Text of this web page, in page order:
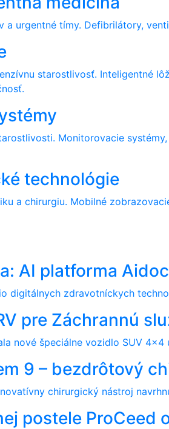
a urgentné tímy. Defibrilátory,
starostlivosť. Inteligentné
Monitorovacie
technológie
a chirurgiu. Mobilné
AI platforma
digitálnych zdravotníckych
pre Záchrannú
nové špeciálne vozidlo SUV
9 – bezdrôtový
chirurgický nástroj
postele ProCeed